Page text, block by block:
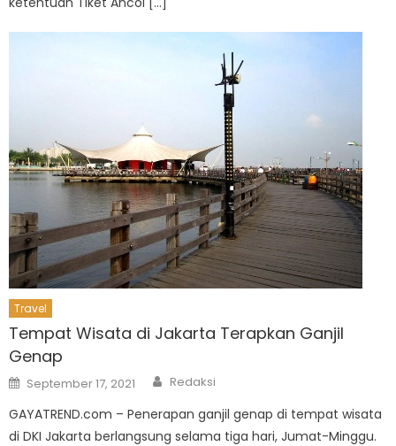
Travel
Tempat Wisata di Jakarta Terapkan Ganjil
Genap
Posted
on
September 17, 2021 Author
Redaksi
GAYATREND.com – Penerapan ganjil genap di tempat wisata
di DKI Jakarta berlangsung selama tiga hari, Jumat-Minggu.